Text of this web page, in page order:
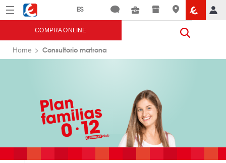
Menú Eroski
COMPRA ONLINE
Home Consultorio matrona